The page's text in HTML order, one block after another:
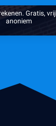
Gratis,
anoniem